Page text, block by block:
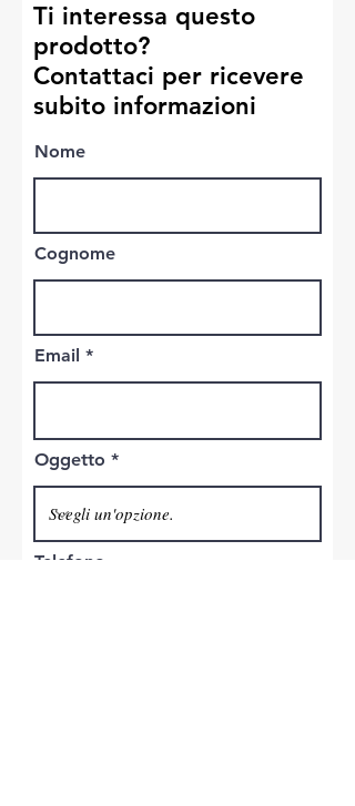
Ti interessa questo
prodotto?
Contattaci per ricevere
subito informazioni
Nome
Cognome
Email
Oggetto
Telefono